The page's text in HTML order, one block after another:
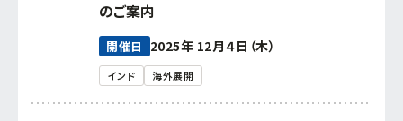
のご案内
開催日 2025年 12月４日（木）
インド 海外展開